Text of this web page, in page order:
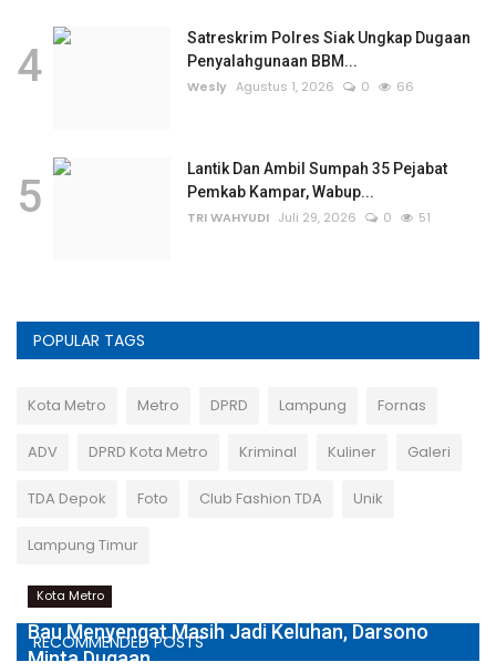
4
Satreskrim Polres Siak Ungkap Dugaan
Penyalahgunaan BBM...
Wesly Agustus 1, 2026 0 66
5
Lantik Dan Ambil Sumpah 35 Pejabat
Pemkab Kampar, Wabup...
TRI WAHYUDI Juli 29, 2026 0 51
POPULAR TAGS
Kota Metro Metro DPRD Lampung Fornas
ADV DPRD Kota Metro Kriminal Kuliner Galeri
TDA Depok Foto Club Fashion TDA Unik
Lampung Timur
RECOMMENDED POSTS
Kota Metro
Bau Menyengat Masih Jadi Keluhan, Darsono
Minta Dugaan...